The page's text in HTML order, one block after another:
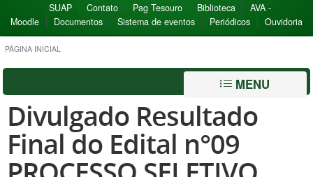
SUAP Contato Pag Tesouro Biblioteca
AVA -
Moodle
Documentos Sistema de eventos Periódicos Ouvidoria
PÁGINA INICIAL
MENU
Divulgado Resultado
Final do Edital n°09